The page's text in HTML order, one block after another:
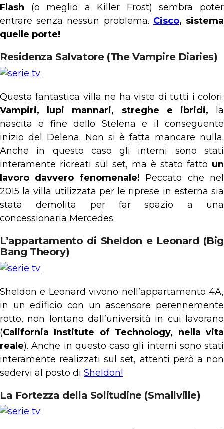
Flash (o meglio a Killer Frost) sembra poter
entrare senza nessun problema. Cisco, sistema
quelle porte!
Residenza Salvatore (The Vampire Diaries)
Questa fantastica villa ne ha viste di tutti i colori.
Vampiri, lupi mannari, streghe e ibridi, la
nascita e fine dello Stelena e il conseguente
inizio del Delena. Non si è fatta mancare nulla.
Anche in questo caso gli interni sono stati
interamente ricreati sul set, ma è stato fatto un
lavoro davvero fenomenale! Peccato che nel
2015 la villa utilizzata per le riprese in esterna sia
stata demolita per far spazio a una
concessionaria Mercedes.
L’appartamento di Sheldon e Leonard (Big
Bang Theory)
Sheldon e Leonard vivono nell’appartamento 4A,
in un edificio con un ascensore perennemente
rotto, non lontano dall’università in cui lavorano
(California Institute of Technology, nella vita
reale). Anche in questo caso gli interni sono stati
interamente realizzati sul set, attenti però a non
sedervi al posto di Sheldon!
La Fortezza della Solitudine (Smallville)